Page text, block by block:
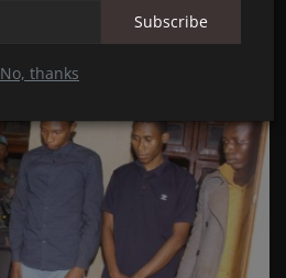
Subscribe
No, thanks